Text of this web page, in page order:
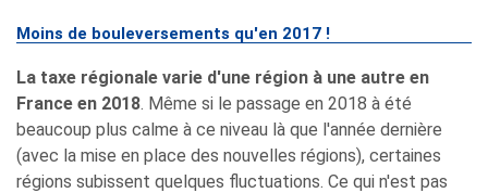
Moins de bouleversements qu'en 2017 !
La taxe régionale varie d'une région à une autre en
France en 2018. Même si le passage en 2018 à été
beaucoup plus calme à ce niveau là que l'année dernière
(avec la mise en place des nouvelles régions), certaines
régions subissent quelques fluctuations. Ce qui n'est pas